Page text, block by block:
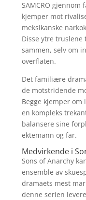
SAMCRO gjennom
kjemper mot
meksikanske
Disse ytre
sammen, selv om
overflaten.
Det familiære
de motstridende
Begge kjemper om
en kompleks
balansere sine
ektemann og far.
Medvirkende i
Sons of Anarchy
ensemble av
dramaets mest
denne serien